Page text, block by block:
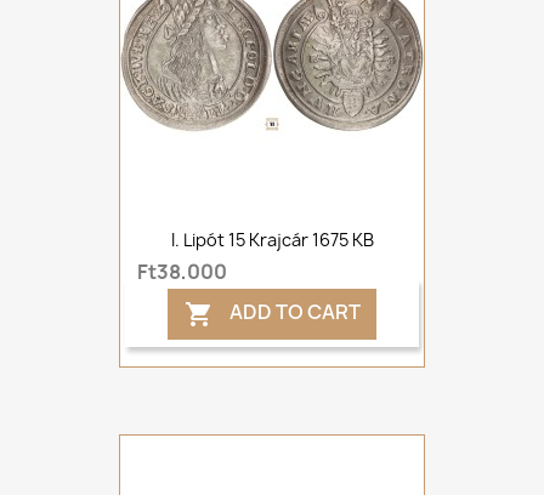
I. Lipót 15 Krajcár 1675 KB
Ft38,000
 ADD TO CART